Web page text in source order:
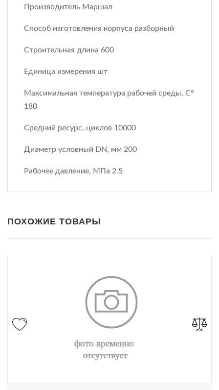
Производитель Маршал
Способ изготовления корпуса разборный
Строительная длина 600
Единица измерения шт
Максимальная температура рабочей среды, С°
180
Средний ресурс, циклов 10000
Диаметр условный DN, мм 200
Рабочее давление, МПа 2.5
ПОХОЖИЕ ТОВАРЫ